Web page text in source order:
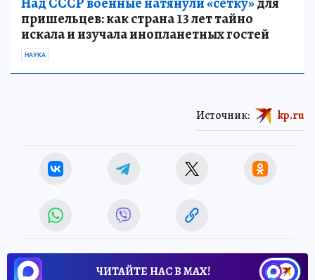
пришельцев: как страна 13 лет тайно
искала и изучала инопланетных гостей
НАУКА
Источник: kp.ru
ЧИТАЙТЕ НАС В МАХ!